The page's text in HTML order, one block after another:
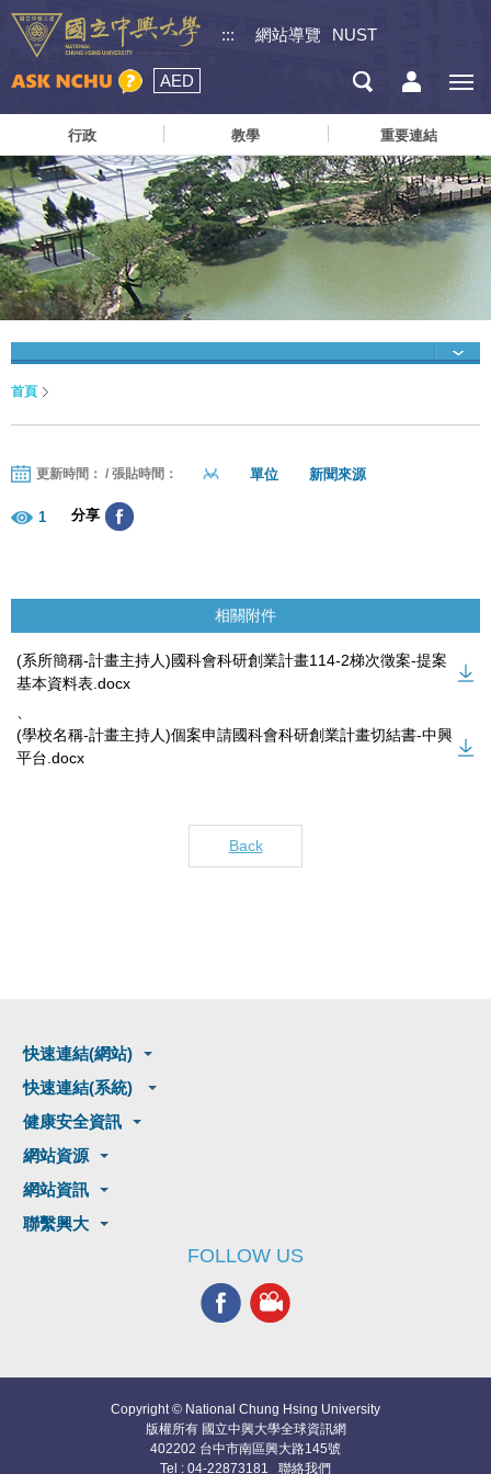
::: 網站導覽 NUST
AED
行政 教學 重要連結
首頁
更新時間： / 張貼時間： 單位 新聞來源
1 分享
相關附件
(系所簡稱-計畫主持人)國科會科研創業計畫114-2梯次徵案-提案
基本資料表.docx
(學校名稱-計畫主持人)個案申請國科會科研創業計畫切結書-中興
平台.docx
Back
快速連結(網站)
快速連結(系統)
健康安全資訊
網站資源
網站資訊
聯繫興大
FOLLOW US
Copyright © National Chung Hsing University
版權所有 國立中興大學全球資訊網
402202 台中市南區興大路145號
Tel : 04-22873181 聯絡我們